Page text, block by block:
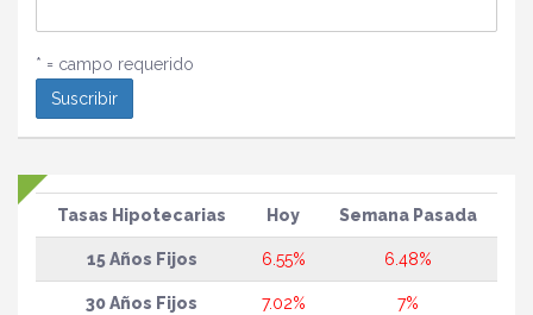
* = campo requerido
Tasas Hipotecarias Hoy Semana Pasada
15 Años Fijos 6.55% 6.48%
30 Años Fijos 7.02% 7%